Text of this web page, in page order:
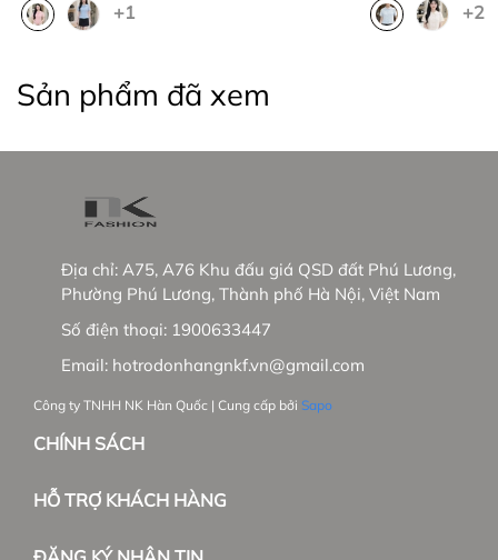
❤ NK FASHION – TÔN VINH PHONG CÁCH VIỆT
- Sáng lập bởi Ông LEE YUN HYEONG đến từ Hàn
- Sau gần 10 năm hoạt động công ty đã có:
+ 15 showrooms trên toàn quốc
+ Hơn 30 đại lí phân phối độc quyền
+ NK sẽ phủ sóng các showrooms trong nước
+ Phát triển thêm dòng hàng cao cấp tại trường
_____________________________________________
+1 +2
Sản phẩm đã xem
Địa chỉ: A75, A76 Khu đấu giá QSD đất Phú Lương,
Phường Phú Lương, Thành phố Hà Nội, Việt Nam
Số điện thoại: 1900633447
Email: hotrodonhangnkf.vn@gmail.com
Công ty TNHH NK Hàn Quốc | Cung cấp bởi Sapo
CHÍNH SÁCH
HỖ TRỢ KHÁCH HÀNG